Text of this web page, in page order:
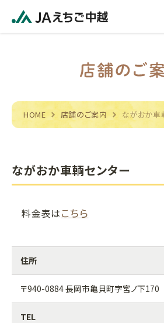
HOME 店舗のご案内 ながおか車
ながおか車輌センター
料金表はこちら
住所
〒940-0884 長岡市亀貝町字宮ノ下170
TEL